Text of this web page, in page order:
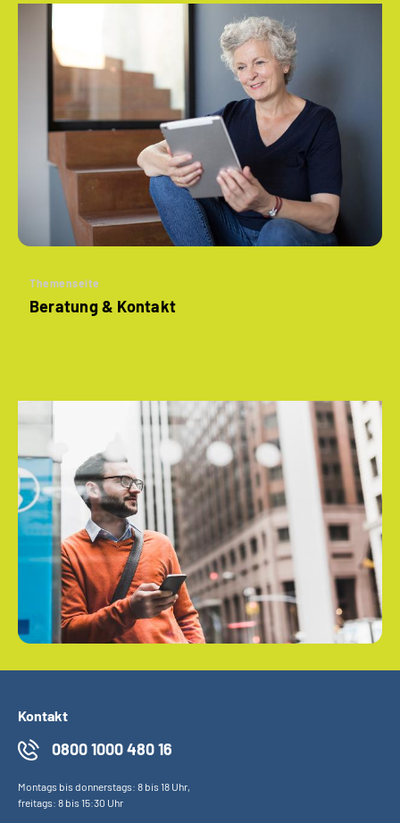
Themenseite
Beratung & Kontakt
Kontakt
0800 1000 480 16
Montags bis donnerstags: 8 bis 18 Uhr,
freitags: 8 bis 15:30 Uhr